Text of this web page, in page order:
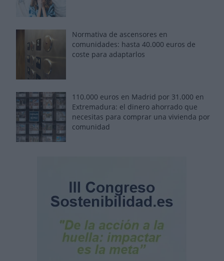
Normativa de ascensores en
comunidades: hasta 40.000 euros de
coste para adaptarlos
110.000 euros en Madrid por 31.000 en
Extremadura: el dinero ahorrado que
necesitas para comprar una vivienda por
comunidad